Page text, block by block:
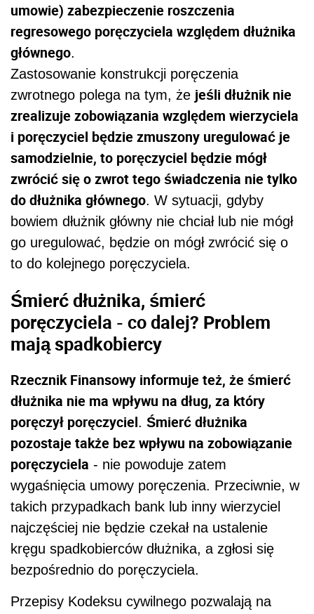
umowie) zabezpieczenie roszczenia
regresowego poręczyciela względem dłużnika
głównego.
Zastosowanie konstrukcji poręczenia
zwrotnego polega na tym, że jeśli dłużnik nie
zrealizuje zobowiązania względem wierzyciela
i poręczyciel będzie zmuszony uregulować je
samodzielnie, to poręczyciel będzie mógł
zwrócić się o zwrot tego świadczenia nie tylko
do dłużnika głównego. W sytuacji, gdyby
bowiem dłużnik główny nie chciał lub nie mógł
go uregulować, będzie on mógł zwrócić się o
to do kolejnego poręczyciela.
Śmierć dłużnika, śmierć
poręczyciela - co dalej? Problem
mają spadkobiercy
Rzecznik Finansowy informuje też, że śmierć
dłużnika nie ma wpływu na dług, za który
poręczył poręczyciel. Śmierć dłużnika
pozostaje także bez wpływu na zobowiązanie
poręczyciela - nie powoduje zatem
wygaśnięcia umowy poręczenia. Przeciwnie, w
takich przypadkach bank lub inny wierzyciel
najczęściej nie będzie czekał na ustalenie
kręgu spadkobierców dłużnika, a zgłosi się
bezpośrednio do poręczyciela.
Przepisy Kodeksu cywilnego pozwalają na